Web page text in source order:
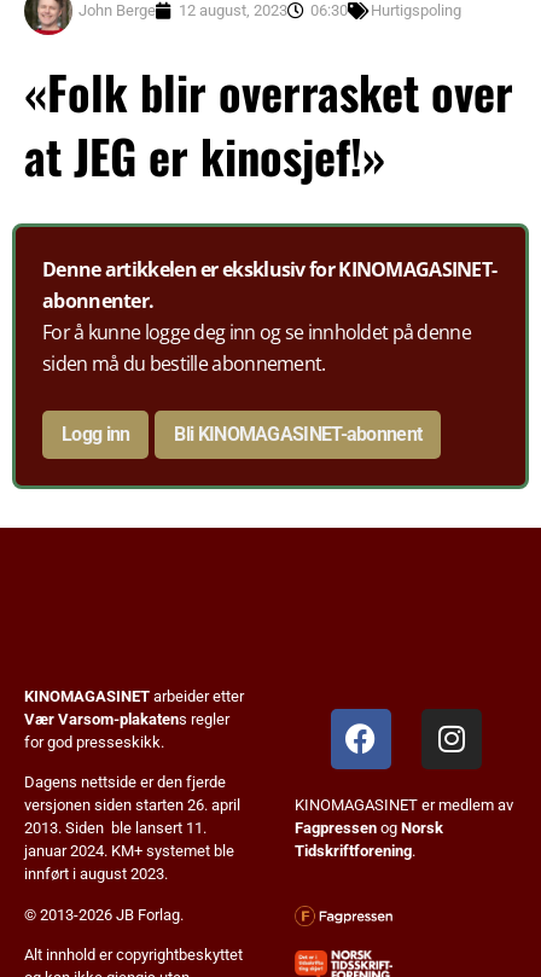
John Berge 12 august, 2023 06:30 Hurtigspoling
«Folk blir overrasket over
at JEG er kinosjef!»
Denne artikkelen er eksklusiv for KINOMAGASINET-
abonnenter.
For å kunne logge deg inn og se innholdet på denne
siden må du bestille abonnement.
Logg inn Bli KINOMAGASINET-abonnent
KINOMAGASINET arbeider etter
Vær Varsom-plakatens regler
for god presseskikk.
Dagens nettside er den fjerde
versjonen siden starten 26. april
2013. Siden ble lansert 11.
januar 2024. KM+ systemet ble
innført i august 2023.
© 2013-2026 JB Forlag.
Alt innhold er copyrightbeskyttet
KINOMAGASINET er medlem av
Fagpressen og Norsk
Tidskriftforening.